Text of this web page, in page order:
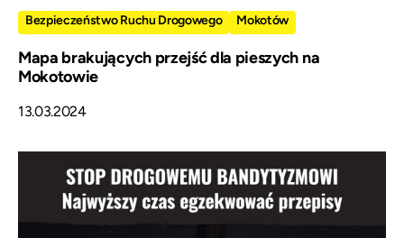
Bezpieczeństwo Ruchu Drogowego Mokotów
Mapa brakujących przejść dla pieszych na
Mokotowie
13.03.2024